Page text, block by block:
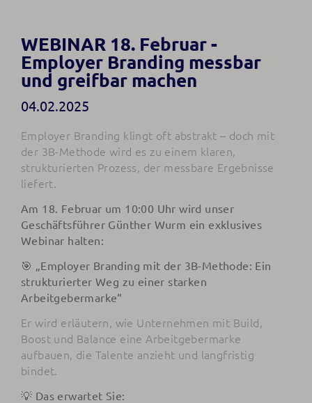
WEBINAR 18. Februar -
Employer Branding messbar
und greifbar machen
04.02.2025
Employer Branding klingt oft abstrakt – doch mit
der 3B-Methode wird es zu einem klaren,
strukturierten Prozess, der messbare Ergebnisse
liefert.
Am 18. Februar um 10:00 Uhr wird unser
Geschäftsführer Günther Wurm ein exklusives
Webinar halten:
🎯 „Employer Branding mit der 3B-Methode: Ein
strukturierter Weg zu einer starken
Arbeitgebermarke“
Er wird erläutern, wie Unternehmen mit Build,
Boost und Balance eine Arbeitgebermarke
aufbauen, die Talente anzieht und langfristig
bindet.
💡 Das erwartet Sie: